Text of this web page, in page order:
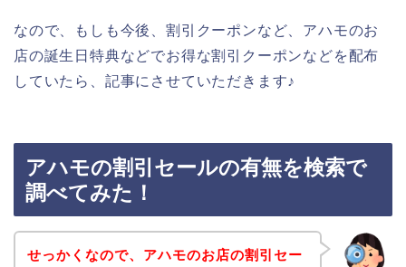
なので、もしも今後、割引クーポンなど、アハモのお
店の誕生日特典などでお得な割引クーポンなどを配布
していたら、記事にさせていただきます♪
アハモの割引セールの有無を検索で
調べてみた！
せっかくなので、アハモのお店の割引セー